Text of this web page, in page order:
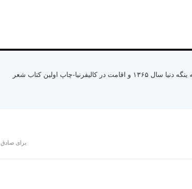
متولد سال ۱۳۳۰ رشت استان گیلان- کسب لیسانس از دانشگاه ملی ایران- کوچ به ینگه دنیا سال ۱۳۶۵ و اقامت در کالیفرنیا-چاپ اولین کتاب شعر
برای صادق